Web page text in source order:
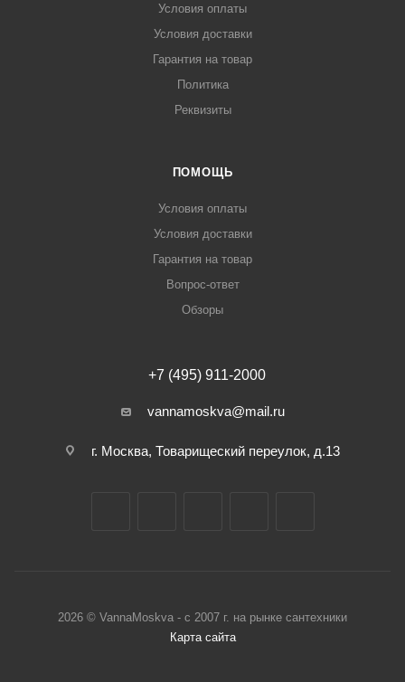
Условия оплаты
Условия доставки
Гарантия на товар
Политика
Реквизиты
ПОМОЩЬ
Условия оплаты
Условия доставки
Гарантия на товар
Вопрос-ответ
Обзоры
+7 (495) 911-2000
vannamoskva@mail.ru
г. Москва, Товарищеский переулок, д.13
2026 © VannaMoskva - с 2007 г. на рынке сантехники
Карта сайта